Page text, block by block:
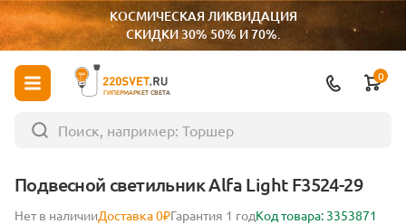
КОСМИЧЕСКАЯ ЛИКВИДАЦИЯ
СКИДКИ 30% 50% И 70%.
ГИПЕРМАРКЕТ СВЕТА
0
Подвесной светильник Alfa Light F3524-29
Нет в наличииДоставка 0₽Гарантия 1 годКод товара: 3353871